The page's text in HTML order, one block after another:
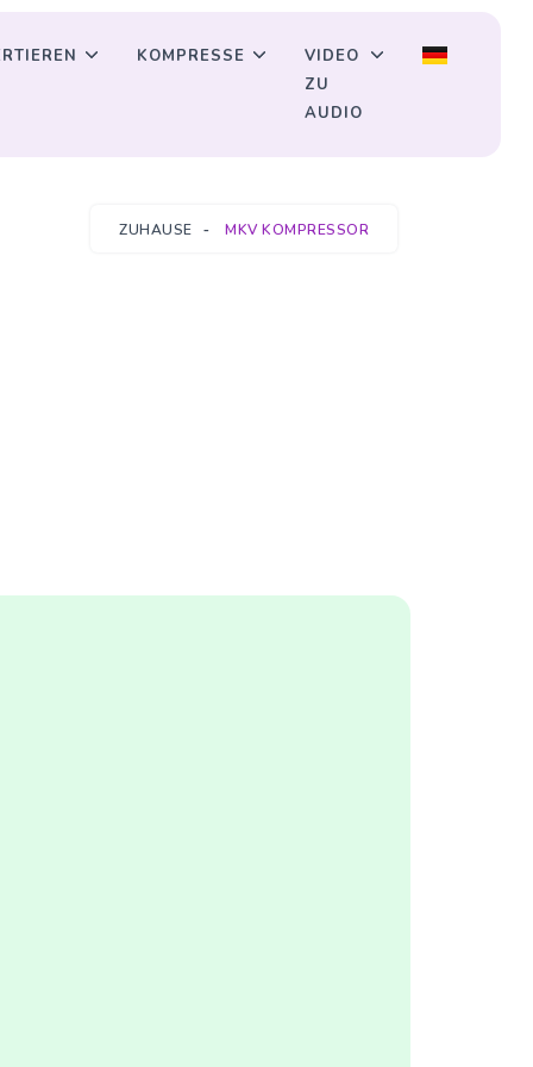
KOMPRESSE
VIDEO
ZU
AUDIO
ZUHAUSE MKV KOMPRESSOR